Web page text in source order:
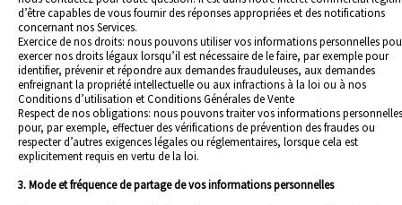
d’être capables de vous fournir des réponses appropriées et des notifications
concernant nos Services.
Exercice de nos droits: nous pouvons utiliser vos informations personnelles
exercer nos droits légaux lorsqu’il est nécessaire de le faire, par exemple pour
identifier, prévenir et répondre aux demandes frauduleuses, aux demandes
enfreignant la propriété intellectuelle ou aux infractions à la loi ou à nos
Conditions d’utilisation et Conditions Générales de Vente
Respect de nos obligations: nous pouvons traiter vos informations personnelles
pour, par exemple, effectuer des vérifications de prévention des fraudes ou
respecter d’autres exigences légales ou réglementaires, lorsque cela est
explicitement requis en vertu de la loi.
3. Mode et fréquence de partage de vos informations personnelles